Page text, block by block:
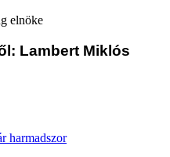
elnöke
Lambert Miklós
harmadszor